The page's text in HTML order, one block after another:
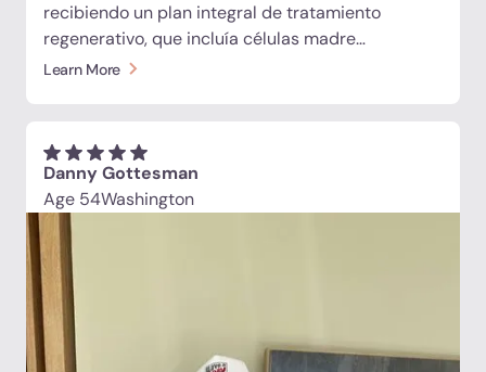
recibiendo un plan integral de tratamiento
regenerativo, que incluía células madre
intravenosas, exosomas, péptidos, nutracéuticos
cerebro y la médula espinal. Al final de la primera
semana, noté mejoras significativas tanto en mi
fuerza como en mi habla. Por primera vez en
mucho tiempo, me siento vibrante, esperanzada y
genuinamente feliz. Gracias, LMI».
Learn More
Danny Gottesman
Age 54Washington